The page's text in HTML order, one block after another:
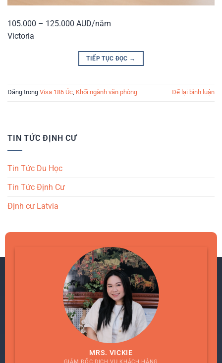
105.000 – 125.000 AUD/năm
Victoria
TIẾP TỤC ĐỌC →
Đăng trong Visa 186 Úc, Khối ngành văn phòng Để lại bình luận
TIN TỨC ĐỊNH CƯ
Tin Tức Du Học
Tin Tức Định Cư
Định cư Latvia
MRS. VICKIE
GIÁM ĐỐC DỊCH VỤ KHÁCH HÀNG